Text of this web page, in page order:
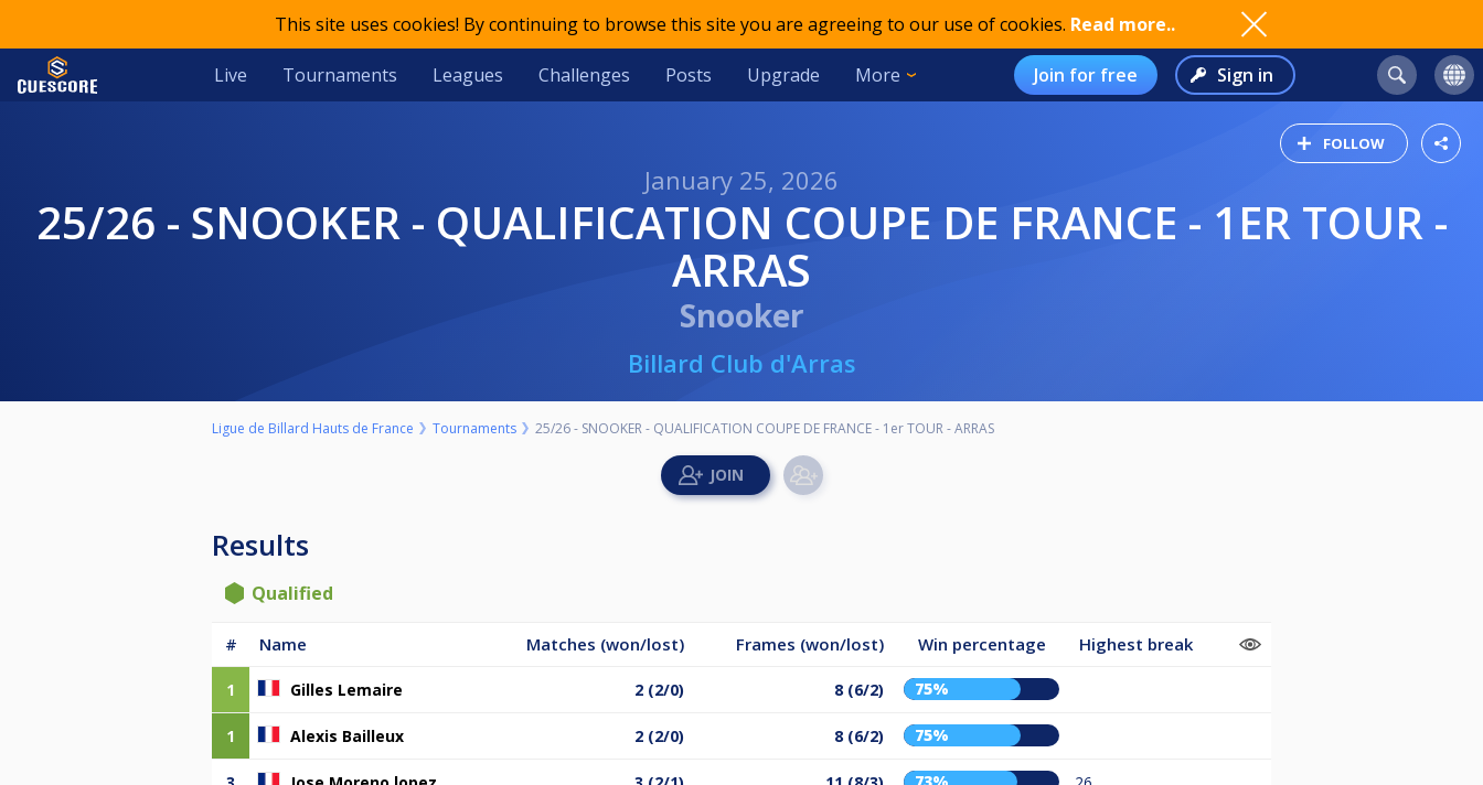
This site uses cookies! By continuing to browse this site you are agreeing to our use of cookies. Read more..
Live Tournaments Leagues Challenges Posts Upgrade More Join for free Sign in
FOLLOW
January 25, 2026
25/26 - SNOOKER - QUALIFICATION COUPE DE FRANCE - 1ER TOUR -
ARRAS
Snooker
Billard Club d'Arras
Ligue de Billard Hauts de France Tournaments 25/26 - SNOOKER - QUALIFICATION COUPE DE FRANCE - 1er TOUR - ARRAS
Results
Qualified
# Name Matches (won/lost) Frames (won/lost) Win percentage Highest break
1 Gilles Lemaire 2 (2/0) 8 (6/2) 75%
1 Alexis Bailleux 2 (2/0) 8 (6/2) 75%
73%